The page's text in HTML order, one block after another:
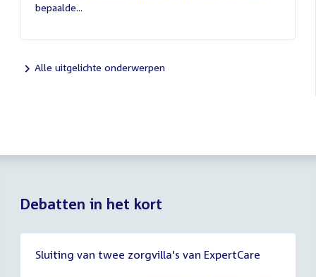
bepaalde...
Alle uitgelichte onderwerpen
Debatten in het kort
Sluiting van twee zorgvilla's van ExpertCare